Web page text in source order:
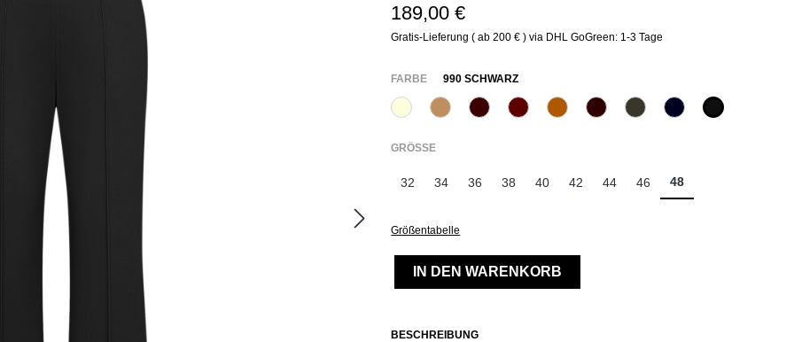
189,00 €
Gratis-Lieferung ( ab 200 € ) via DHL GoGreen: 1-3 Tage
FARBEAUSWÄHLEN
990 SCHWARZ
320 Wollweiß
375 Warm Taupe
(Diese Option ist zurzeit nicht verfügbar.)
585 Burgund
588 Barolo
(Diese Option ist zurzeit nicht verfügbar.)
631 Zimt
(Diese Option ist zurzeit nicht verfügbar.)
649 Dark chocolate
(Diese Option ist zurzeit nicht
771 Olivin
(Diese Option ist zurzeit
890 Marine990 Schwarz
GRÖSSE AUSWÄHLEN
32 34 36 38 40 42 44 46 48
Größentabelle
IN DEN WARENKORB
BESCHREIBUNG